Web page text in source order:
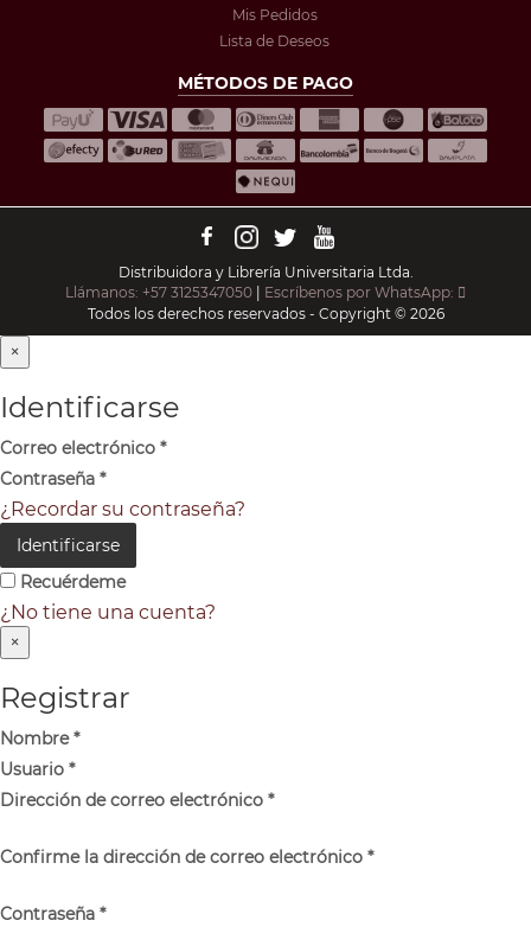
Mis Pedidos
Lista de Deseos
MÉTODOS DE PAGO
Distribuidora y Librería Universitaria Ltda.
Llámanos: +57 3125347050 | Escríbenos por WhatsApp:
Todos los derechos reservados - Copyright © 2026
×
Identificarse
Correo electrónico *
Contraseña *
¿Recordar su contraseña?
Identificarse
Recuérdeme
¿No tiene una cuenta?
×
Registrar
Nombre*
Usuario *
Dirección de correo electrónico *
Confirme la dirección de correo electrónico *
Contraseña *